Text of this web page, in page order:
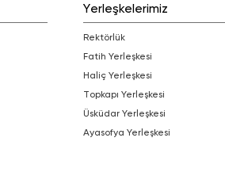
Yerleşkelerimiz
Rektörlük
Fatih Yerleşkesi
Haliç Yerleşkesi
Topkapı Yerleşkesi
Üsküdar Yerleşkesi
Ayasofya Yerleşkesi